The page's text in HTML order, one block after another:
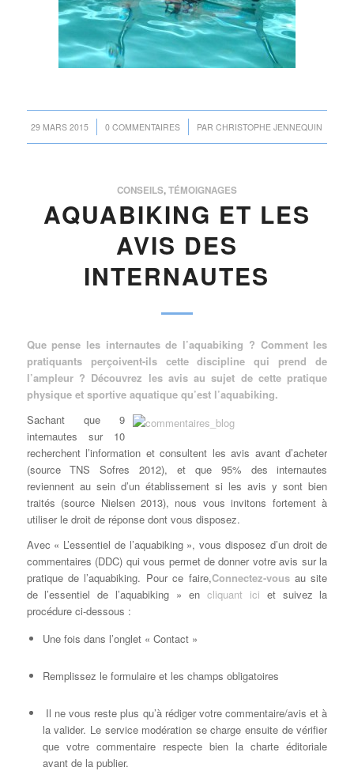
29 MARS 2015
/ 0 COMMENTAIRES
/ PARCHRISTOPHE JENNEQUIN
CONSEILS,TÉMOIGNAGES
AQUABIKING ET LES
AVIS DES
INTERNAUTES
Que pense les internautes de l’aquabiking ? Comment les
pratiquants perçoivent-ils cette discipline qui prend de
l’ampleur ? Découvrez les avis au sujet de cette pratique
physique et sportive aquatique qu’est l’aquabiking.
Sachant que 9
internautes sur 10
recherchent l’information et consultent les avis avant d’acheter
(source TNS Sofres 2012), et que 95% des internautes
reviennent au sein d’un établissement si les avis y sont bien
traités (source Nielsen 2013), nous vous invitons fortement à
utiliser le droit de réponse dont vous disposez.
Avec « L’essentiel de l’aquabiking », vous disposez d’un droit de
commentaires (DDC) qui vous permet de donner votre avis sur la
pratique de l’aquabiking. Pour ce faire,Connectez-vousau site
de l’essentiel de l’aquabiking » en cliquant ici et suivez la
procédure ci-dessous :
Une fois dans l’onglet « Contact »
Remplissez le formulaire et les champs obligatoires
Il ne vous reste plus qu’à rédiger votre commentaire/avis et à
la valider. Le service modération se charge ensuite de vérifier
que votre commentaire respecte bien la charte éditoriale
avant de la publier.